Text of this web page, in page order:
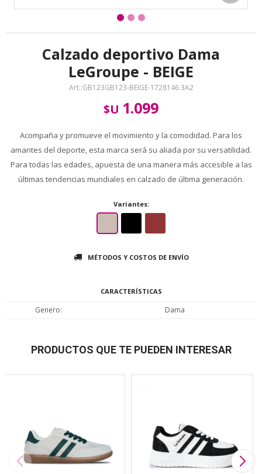
Calzado deportivo Dama
LeGroupe - BEIGE
GB123GB123-BEIGE-1728146 3A2
$U 1.099
Acompaña y promueve el movimiento y la comodidad. Para los
amantes del deporte, esta marca será su aliada por su versatilidad.
Para todas las edades, apuesta de una manera más accesible a las
últimas tendencias mundiales en calzado de última generación.
Variantes:
MÉTODOS Y COSTOS DE ENVÍO
CARACTERÍSTICAS
Genero Dama
PRODUCTOS QUE TE PUEDEN INTERESAR